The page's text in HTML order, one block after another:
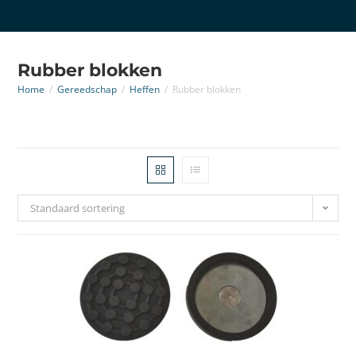
Rubber blokken
Home / Gereedschap / Heffen / Rubber blokken
Standaard sortering